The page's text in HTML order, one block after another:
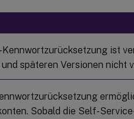
ist
späteren Versionen nicht
Sobald die Self-